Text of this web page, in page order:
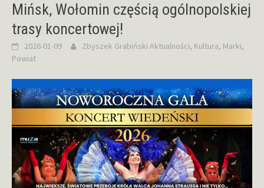
Mińsk, Wołomin częścią ogólnopolskiej
trasy koncertowej!
2026-01-09 Zbyszek Grabiński Aktualności, Kultura, Marki,
Powiat